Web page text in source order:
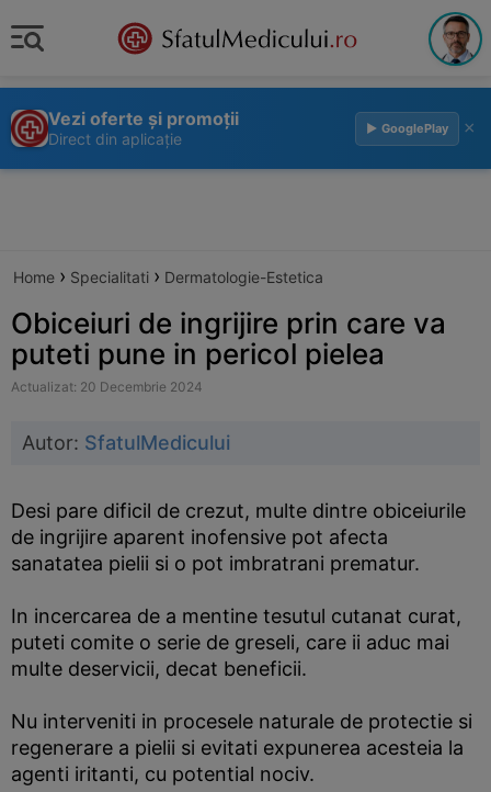
Vezi oferte și promoții
Direct din aplicație
▶ GooglePlay ×
Home › Specialitati › Dermatologie-Estetica
Obiceiuri de ingrijire prin care va
puteti pune in pericol pielea
Actualizat: 20 Decembrie 2024
Autor: SfatulMedicului
Desi pare dificil de crezut, multe dintre obiceiurile
de ingrijire aparent inofensive pot afecta
sanatatea pielii si o pot imbratrani prematur.
In incercarea de a mentine tesutul cutanat curat,
puteti comite o serie de greseli, care ii aduc mai
multe deservicii, decat beneficii.
Nu interveniti in procesele naturale de protectie si
regenerare a pielii si evitati expunerea acesteia la
agenti iritanti, cu potential nociv.